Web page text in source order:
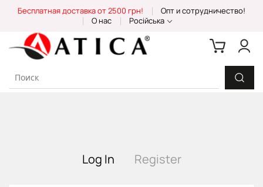
Content
Бесплатная доставка от 2500 грн!
Опт и сотрудничество!
О нас
Російська
Log In Register